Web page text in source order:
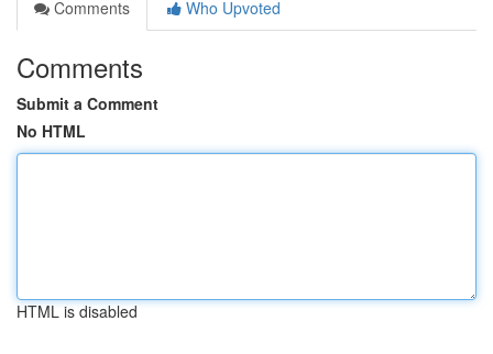
Comments
Who Upvoted
Comments
Submit a Comment
No HTML
HTML is disabled